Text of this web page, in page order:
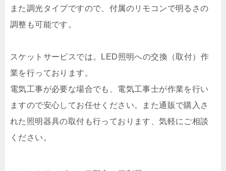
また調光タイプですので、付属のリモコンで明るさの
調整も可能です。
スケットサービスでは。LED照明への交換（取付）作
業を行っております。
電気工事が必要な場合でも、電気工事士が作業を行い
ますので安心してお任せください。また通販で購入さ
れた照明器具の取付も行っております、気軽にご相談
ください。